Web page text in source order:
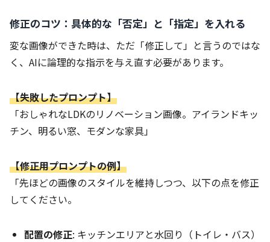
修正のコツ：具体的な「否定」と「指定」を入れる
変な画像ができた時は、ただ「修正して」と言うのではな
く、AIに論理的な指示を与え直す必要があります。
【失敗したプロンプト】
「おしゃれなLDKのリノベーション画像。アイランドキッ
チン、明るい窓、モダンな家具」
【修正用プロンプトの例】
「先ほどの画像のスタイルを維持しつつ、以下の点を修正
してください。
配置の修正: キッチンエリアと水回り（トイレ・バス）